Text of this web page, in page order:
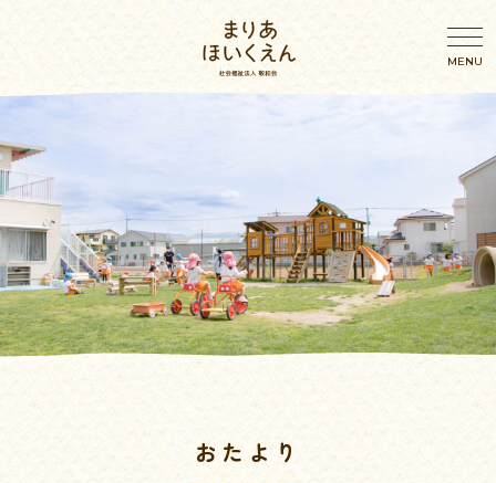
わたしたちの想い
園概要・アクセス
施設案内
年間行事
幼児の一日
乳児の一日
おたより